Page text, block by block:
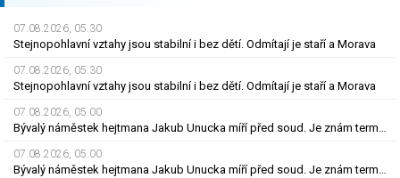
07.08.2026, 05.30
Stejnopohlavní vztahy jsou stabilní i bez dětí. Odmítají je staří a Morava
07.08.2026, 05.30
Stejnopohlavní vztahy jsou stabilní i bez dětí. Odmítají je staří a Morava
07.08.2026, 05.00
Bývalý náměstek hejtmana Jakub Unucka míří před soud. Je znám termín jednání
07.08.2026, 05.00
Bývalý náměstek hejtmana Jakub Unucka míří před soud. Je znám termín jednání